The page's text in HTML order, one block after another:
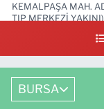
KEMALPAŞA MAH.
TIP MERKEZİ YAKINI)
0 (224) 711 64 49
BURSA